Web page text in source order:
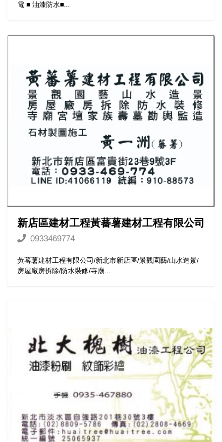
電 ■ 油漆防水■...
新店區建材工程黃蕃薯建材工程有限公司
0933469774
黃蕃薯建材工程有限公司/新北市新店區/景觀園藝/山水造景/
房屋廠房拆除/防水裝修/寺廟...